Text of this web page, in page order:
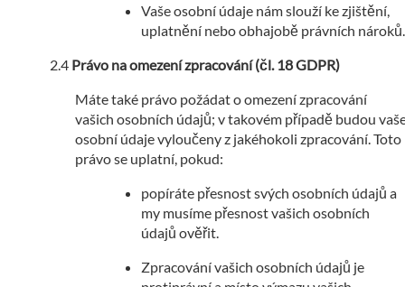
Vaše osobní údaje nám slouží ke zjištění,
uplatnění nebo obhajobě právních nároků.
Právo na omezení zpracování (čl. 18 GDPR)
Máte také právo požádat o omezení zpracování
vašich osobních údajů; v takovém případě budou
osobní údaje vyloučeny z jakéhokoli zpracování. Toto
právo se uplatní, pokud:
popíráte přesnost svých osobních údajů a
my musíme přesnost vašich osobních
údajů ověřit.
Zpracování vašich osobních údajů je